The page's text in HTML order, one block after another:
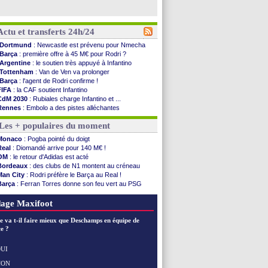
et transferts 24h/24
Dortmund : Newcastle est prévenu pour Nmecha
Barça : première offre à 45 M€ pour Rodri ?
Argentine : le soutien très appuyé à Infantino
Tottenham : Van de Ven va prolonger
Barça : l'agent de Rodri confirme !
: la CAF soutient Infantino
2030 : Rubiales charge Infantino et ...
: Embolo a des pistes alléchantes
d'Ivoire: Renard affiche ses ambitions
: Haise confirme pour Aït Boudlal
City: Trafford à Leeds pour 47 M€ (off...
Utd : Zirkzee vers la Juventus ?
: Monaco s'impose contre Getafe
: Der Zakarian et sa relation avec Kita
: le club prêt à libérer Kondogbia ?
: le message touchant d'Akliouche
: Tebas en remet une couche
: Tebas encense Luis Enrique
: Mangala va rejoindre Getafe
+ populaires du moment
: Pogba pointé du doigt
: Diomandé arrive pour 140 M€ !
: le retour d'Adidas est acté
: des clubs de N1 montent au créneau
City : Rodri préfère le Barça au Real !
: Ferran Torres donne son feu vert au PSG
: accord trouvé avec Man City pour Rulli
Maxifoot
va t-il faire mieux que Deschamps en équipe de
?